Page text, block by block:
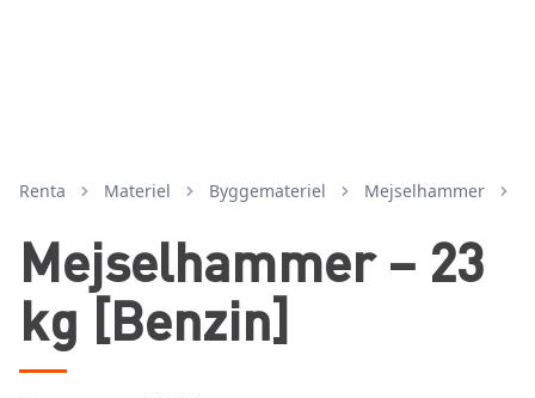
Renta Materiel byggemateriel mejselhammer
Mejselhammer – 23
kg [Benzin]